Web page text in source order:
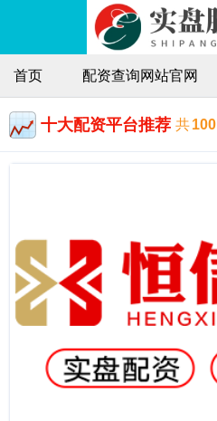
首页 配资查询网站官网
十大配资平台推荐 共100